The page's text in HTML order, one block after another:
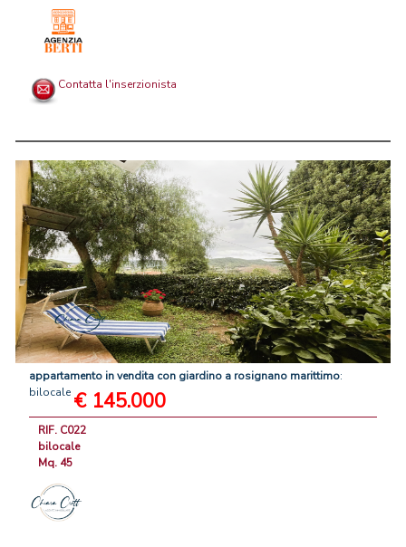
Contatta l'inserzionista
appartamento invendita con giardino a rosignano marittimo:
bilocale € 145.000
RIF. C022
bilocale
Mq. 45